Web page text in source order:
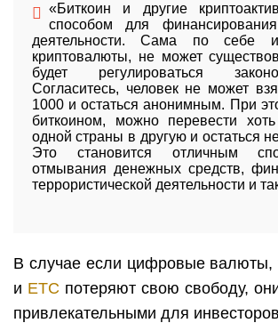
«Биткоин и другие
способом для
деятельности. Сама по себе
криптовалюты, не может
будет регулироваться
Согласитесь, человек не может
1000 и остаться анонимным. При
биткоином, можно перевести
одной страны в другую и остаться
Это становится отличным
отмывания денежных средств,
террористической деятельности и
В случае если цифровые валюты,
и ETC потеряют свою свободу,
привлекательными для